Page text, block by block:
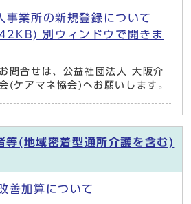
事業所の新規登録について
別ウィンドウで開きま
問合せは、公益社団法人 大阪介
(ケアマネ協会)へお願いします。
等(地域密着型通所介護を含む)
善加算について